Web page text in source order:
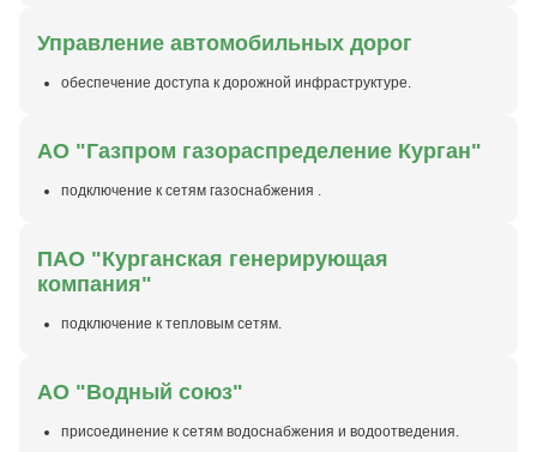
Управление автомобильных дорог
обеспечение доступа к дорожной инфраструктуре.
АО "Газпром газораспределение Курган"
подключение к сетям газоснабжения .
ПАО "Курганская генерирующая
компания"
подключение к тепловым сетям.
АО "Водный союз"
присоединение к сетям водоснабжения и водоотведения.